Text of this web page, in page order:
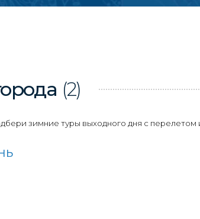
(2)
зимние туры выходного дня с перелетом